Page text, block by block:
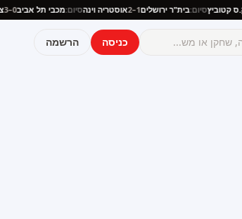
ג.ק.ס קטוביץסיום:בית"ר ירושלים1–2 אוסטריה וינהסיום:מכבי תל אביב0–3
כניסה הרשמה